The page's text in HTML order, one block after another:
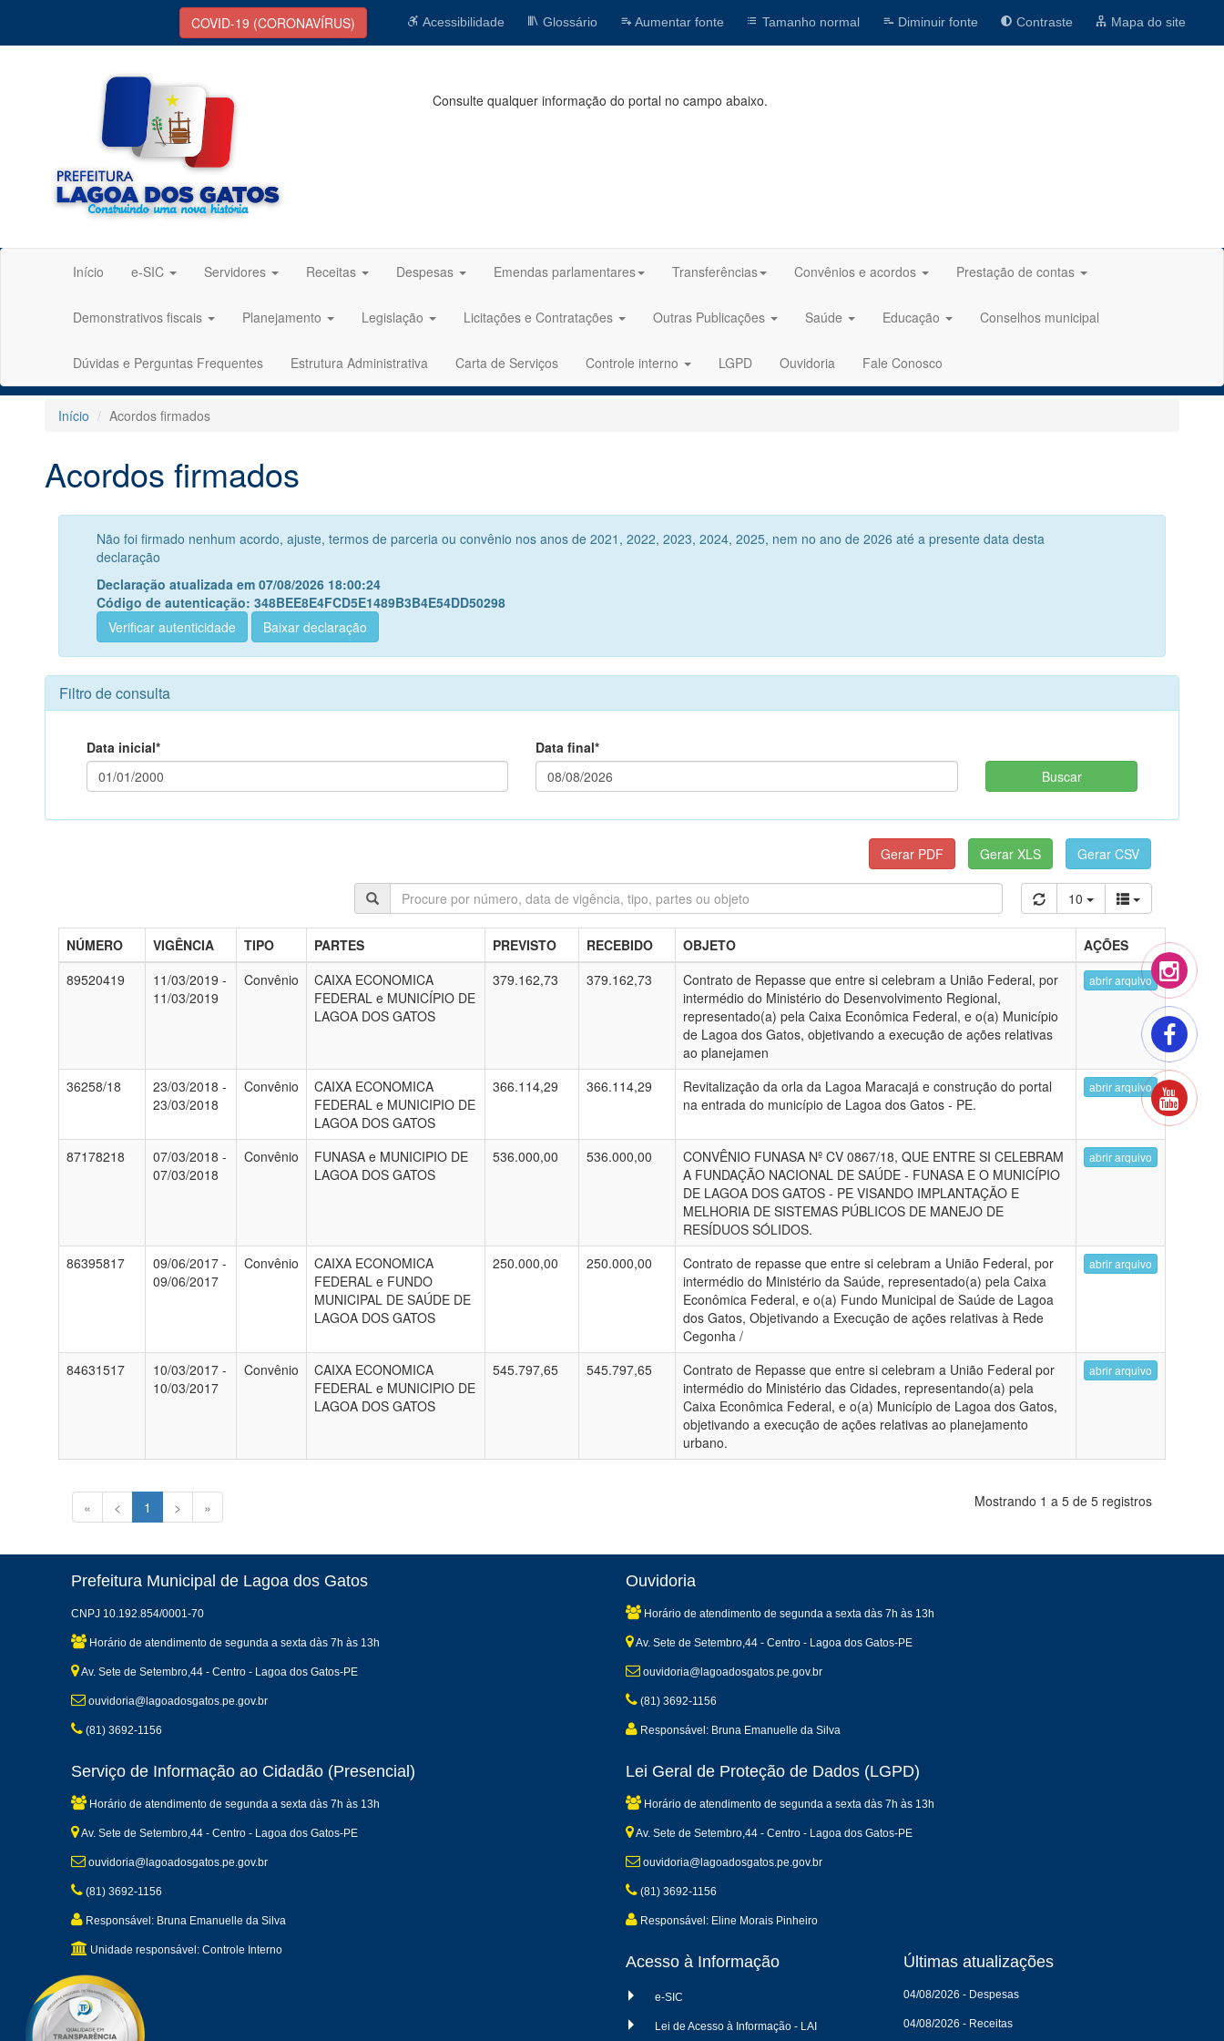
COVID-19 (CORONAVÍRUS) Acessibilidade Glossário Aumentar fonte Tamanho normal Diminuir fonte Contraste Mapa do site
Consulte qualquer informação do portal no campo abaixo.
Início e-SIC Servidores Receitas Despesas Emendas parlamentares Transferências Convênios e acordos Prestação de contas
Demonstrativos fiscais Planejamento Legislação Licitações e Contratações Outras Publicações Saúde Educação Conselhos municipal
Dúvidas e Perguntas Frequentes Estrutura Administrativa Carta de Serviços Controle interno LGPD Ouvidoria Fale Conosco
Início Acordos firmados
Acordos firmados
Não foi firmado nenhum acordo, ajuste, termos de parceria ou convênio nos anos de 2021, 2022, 2023, 2024, 2025, nem no ano de 2026 até a presente data desta
declaração
Declaração atualizada em 07/08/2026 18:00:24
Código de autenticação: 348BEE8E4FCD5E1489B3B4E54DD50298
Verificar autenticidade
Baixar declaração
Filtro de consulta
Data inicial* Data final*
10
NÚMERO VIGÊNCIA TIPO PARTES PREVISTO RECEBIDO OBJETO
AÇÕES
89520419
11/03/2019 -
11/03/2019
Convênio
CAIXA ECONOMICA
FEDERAL e MUNICÍPIO DE
LAGOA DOS GATOS
379.162,73 379.162,73
Contrato de Repasse que entre si celebram a União Federal, por
intermédio do Ministério do Desenvolvimento Regional,
representado(a) pela Caixa Econômica Federal, e o(a) Município
de Lagoa dos Gatos, objetivando a execução de ações relativas
ao planejamen
abrir arquivo
36258/18
23/03/2018 -
23/03/2018
Convênio
CAIXA ECONOMICA
FEDERAL e MUNICIPIO DE
LAGOA DOS GATOS
366.114,29 366.114,29
Revitalização da orla da Lagoa Maracajá e construção do portal
na entrada do município de Lagoa dos Gatos - PE.
abrir arquivo
87178218
07/03/2018 -
07/03/2018
Convênio
FUNASA e MUNICIPIO DE
LAGOA DOS GATOS
536.000,00 536.000,00
CONVÊNIO FUNASA Nº CV 0867/18, QUE ENTRE SI CELEBRAM
A FUNDAÇÃO NACIONAL DE SAÚDE - FUNASA E O MUNICÍPIO
DE LAGOA DOS GATOS - PE VISANDO IMPLANTAÇÃO E
MELHORIA DE SISTEMAS PÚBLICOS DE MANEJO DE
RESÍDUOS SÓLIDOS.
abrir arquivo
86395817
09/06/2017 -
09/06/2017
Convênio
CAIXA ECONOMICA
FEDERAL e FUNDO
MUNICIPAL DE SAÚDE DE
LAGOA DOS GATOS
250.000,00 250.000,00
Contrato de repasse que entre si celebram a União Federal, por
intermédio do Ministério da Saúde, representado(a) pela Caixa
Econômica Federal, e o(a) Fundo Municipal de Saúde de Lagoa
dos Gatos, Objetivando a Execução de ações relativas à Rede
Cegonha /
abrir arquivo
84631517
10/03/2017 -
10/03/2017
Convênio
CAIXA ECONOMICA
FEDERAL e MUNICIPIO DE
LAGOA DOS GATOS
545.797,65 545.797,65
Contrato de Repasse que entre si celebram a União Federal por
intermédio do Ministério das Cidades, representando(a) pela
Caixa Econômica Federal, e o(a) Município de Lagoa dos Gatos,
objetivando a execução de ações relativas ao planejamento
urbano.
abrir arquivo
« < 1 > » Mostrando 1 a 5 de 5 registros
Prefeitura Municipal de Lagoa dos Gatos
CNPJ 10.192.854/0001-70
Horário de atendimento de segunda a sexta dàs 7h às 13h
Av. Sete de Setembro,44 - Centro - Lagoa dos Gatos-PE
ouvidoria@lagoadosgatos.pe.gov.br
(81) 3692-1156
Ouvidoria
Horário de atendimento de segunda a sexta dàs 7h às 13h
Av. Sete de Setembro,44 - Centro - Lagoa dos Gatos-PE
ouvidoria@lagoadosgatos.pe.gov.br
(81) 3692-1156
Responsável: Bruna Emanuelle da Silva
Serviço de Informação ao Cidadão (Presencial)
Horário de atendimento de segunda a sexta dàs 7h às 13h
Av. Sete de Setembro,44 - Centro - Lagoa dos Gatos-PE
ouvidoria@lagoadosgatos.pe.gov.br
(81) 3692-1156
Responsável: Bruna Emanuelle da Silva
Unidade responsável: Controle Interno
Lei Geral de Proteção de Dados (LGPD)
Horário de atendimento de segunda a sexta dàs 7h às 13h
Av. Sete de Setembro,44 - Centro - Lagoa dos Gatos-PE
ouvidoria@lagoadosgatos.pe.gov.br
(81) 3692-1156
Responsável: Eline Morais Pinheiro
Acesso à Informação
e-SIC
Lei de Acesso à Informação - LAI
Últimas atualizações
04/08/2026 - Despesas
04/08/2026 - Receitas